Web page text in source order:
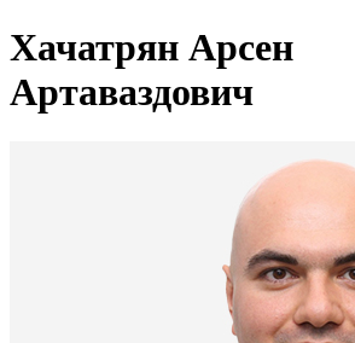
Хачатрян Арсен
Артаваздович